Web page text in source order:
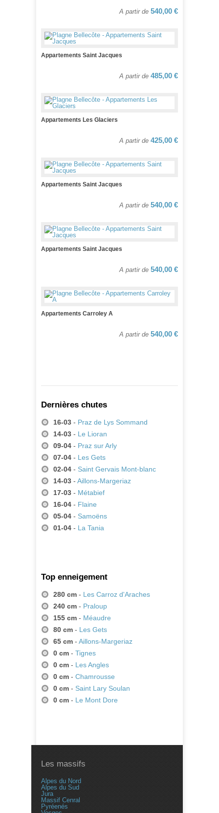
A partir de 540,00 €
Appartements Saint Jacques
A partir de 485,00 €
Appartements Les Glaciers
A partir de 425,00 €
Appartements Saint Jacques
A partir de 540,00 €
Appartements Saint Jacques
A partir de 540,00 €
Appartements Carroley A
A partir de 540,00 €
Dernières chutes
16-03 - Praz de Lys Sommand
14-03 - Le Lioran
09-04 - Praz sur Arly
07-04 - Les Gets
02-04 - Saint Gervais Mont-blanc
14-03 - Aillons-Margeriaz
17-03 - Métabief
16-04 - Flaine
05-04 - Samoëns
01-04 - La Tania
Top enneigement
280 cm - Les Carroz d'Araches
240 cm - Praloup
155 cm - Méaudre
80 cm - Les Gets
65 cm - Aillons-Margeriaz
0 cm - Tignes
0 cm - Les Angles
0 cm - Chamrousse
0 cm - Saint Lary Soulan
0 cm - Le Mont Dore
Les massifs
Alpes du Nord
Alpes du Sud
Jura
Massif Cenral
Pyréenés